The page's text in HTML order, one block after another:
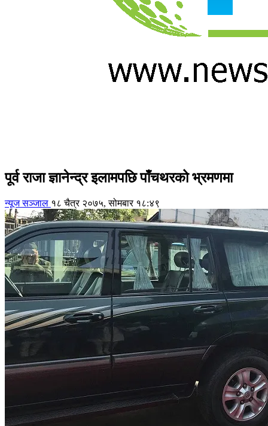
पूर्व राजा ज्ञानेन्द्र इलामपछि पाँचथरको भ्रमणमा
न्यूज सञ्जाल १८ चैत्र २०७५, सोमबार १८:४९